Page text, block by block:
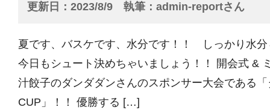
更新日 2023/8/9 執筆 admin-reportさん
夏です、バスケです、水分です！！ しっかり水分
今日もシュート決めちゃいましょう！！ 開会式 &
汁餃子のダンダダンさんのスポンサー大会である
CUP」！！ 優勝する […]